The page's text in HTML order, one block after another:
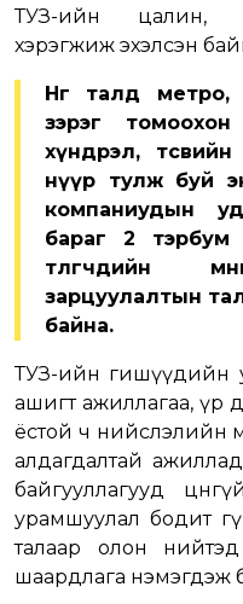
ТУЗ-ийн цалин,
хэрэгжиж эхэлсэн
Нөгөө талд
зэрэг томоохон
хүндрэл,
нүүр тулж буй
компаниудын
бараг 2 тэрбум
төлөгчдийн
зарцуулалтын
байна.
ТУЗ-ийн гишүүдийн
ашигт ажиллагаа, үр
ёстой ч нийслэлийн
алдагдалтай
байгууллагууд
урамшуулал бодит
талаар олон
шаардлага нэмэгдэж